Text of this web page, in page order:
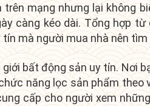
mạng nhưng lại không
càng kéo dài. Tổng hợp
mà người mua nhà nên
bất động sản uy tín. Nơi
năng lọc sản phẩm
cấp cho người xem